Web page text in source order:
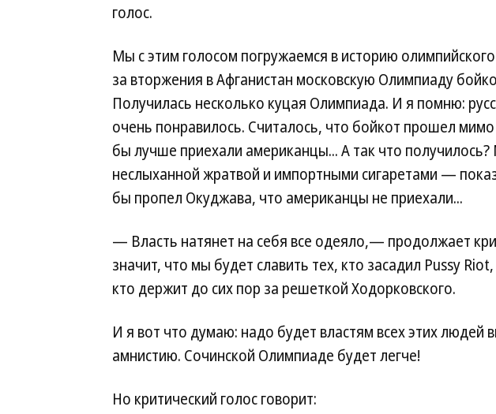
голос.
Мы с этим голосом погружаемся в историю
за вторжения в Афганистан московскую Олимпиаду
Получилась несколько куцая Олимпиада. И я помню:
очень понравилось. Считалось, что бойкот прошел мимо
бы лучше приехали американцы... А так что получилось?
неслыханной жратвой и импортными сигаретами —
бы пропел Окуджава, что американцы не приехали...
— Власть натянет на себя все одеяло,— продолжает
значит, что мы будет славить тех, кто засадил Pussy
кто держит до сих пор за решеткой Ходорковского.
И я вот что думаю: надо будет властям всех этих людей
амнистию. Сочинской Олимпиаде будет легче!
Но критический голос говорит: